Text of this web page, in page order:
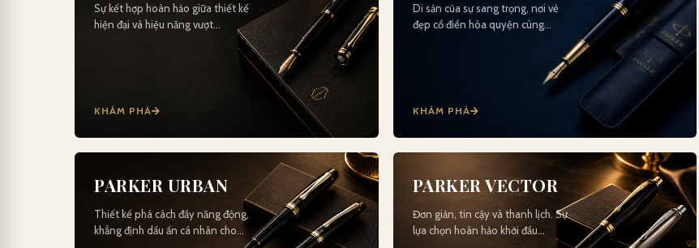
Sự kết hợp hoàn hảo giữa thiết kế
hiện đại và hiệu năng vượt…
KHÁM PHÁ
Di sản của sự sang trọng, nơi vẻ
đẹp cổ điển hòa quyện cùng…
KHÁM PHÁ
PARKER URBAN
Thiết kế phá cách đầy năng động,
khẳng định dấu ấn cá nhân cho…
PARKER VECTOR
Đơn giản, tin cậy và thanh lịch. Sự
lựa chọn hoàn hảo khởi đầu…